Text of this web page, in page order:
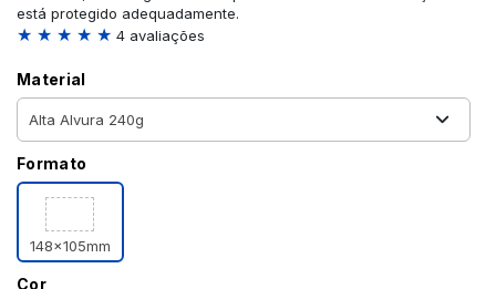
está protegido adequadamente.
★ ★ ★ ★ ★ 4 avaliações
Material
Formato
148x105mm
Cor